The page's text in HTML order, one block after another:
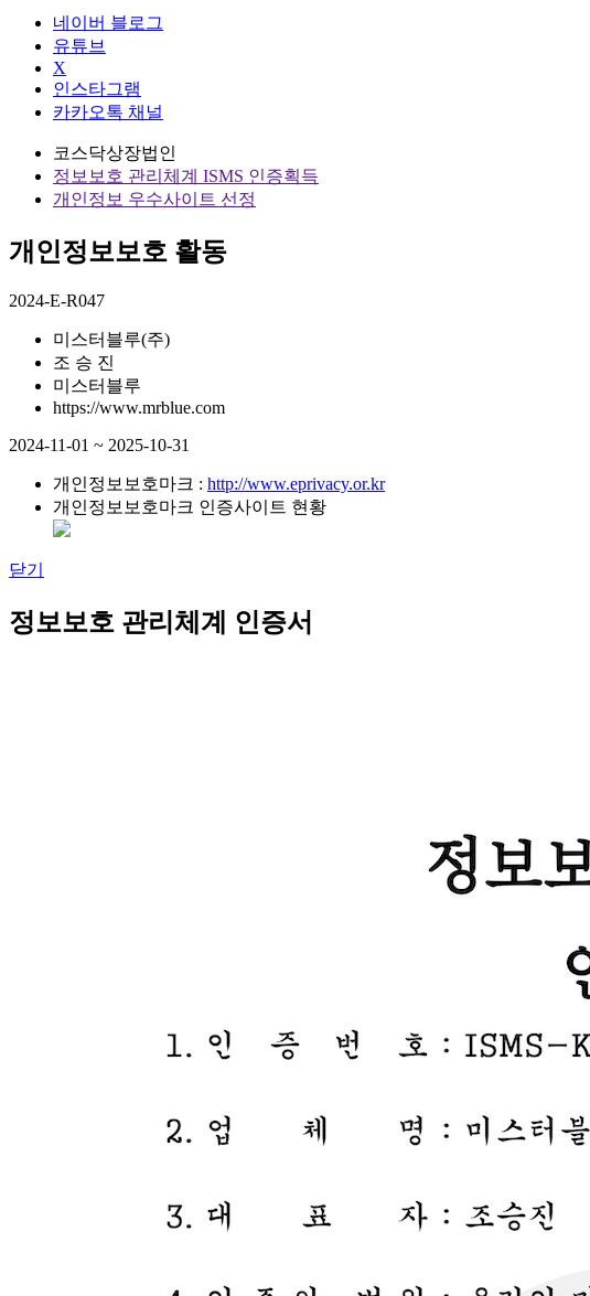
네이버 블로그
유튜브
X
인스타그램
카카오톡 채널
코스닥상장법인
정보보호 관리체계 ISMS 인증획득
개인정보 우수사이트 선정
개인정보보호 활동
2024-E-R047
미스터블루(주)
조 승 진
미스터블루
https://www.mrblue.com
2024-11-01 ~ 2025-10-31
개인정보보호마크 : http://www.eprivacy.or.kr
개인정보보호마크 인증사이트 현황
닫기
정보보호 관리체계 인증서